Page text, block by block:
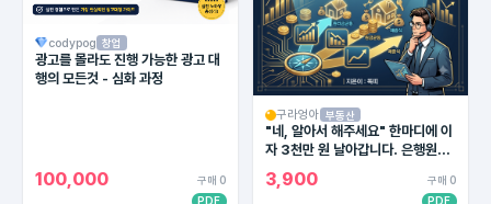
codypog 창업
광고를 몰라도 진행 가능한 광고 대
행의 모든것 - 심화 과정
100,000
구매 0
PDF
구라엉아 부동산
"네, 알아서 해주세요" 한마디에 이
자 3천만 원 날아갑니다. 은행원이
절대 말 안 해주는 대출 상환의 비밀
3,900
구매 0
PDF